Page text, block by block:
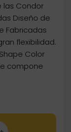
las Condor
Diseño de
Fabricadas
flexibilidad.
Color
compone
Shape Morada